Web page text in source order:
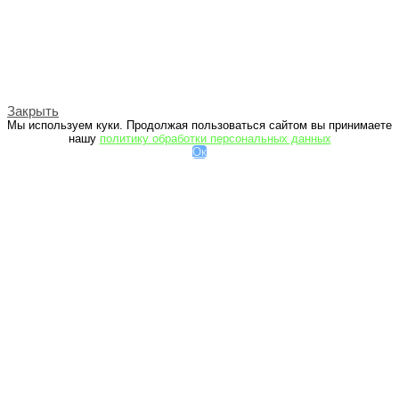
Закрыть
Мы используем куки. Продолжая пользоваться сайтом вы принимаете
нашу политику обработки персональных данных
Ок